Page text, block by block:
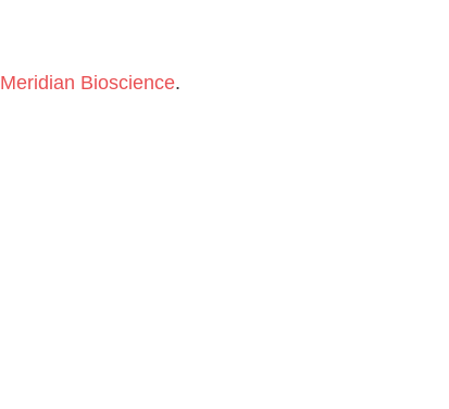
Meridian Bioscience.